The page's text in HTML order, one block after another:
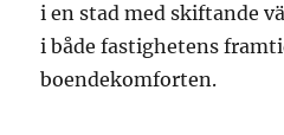
i en stad med skiftande
i både fastighetens
boendekomforten.